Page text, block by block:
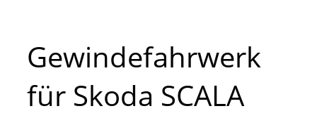
Gewindefahrwerk
für Skoda SCALA